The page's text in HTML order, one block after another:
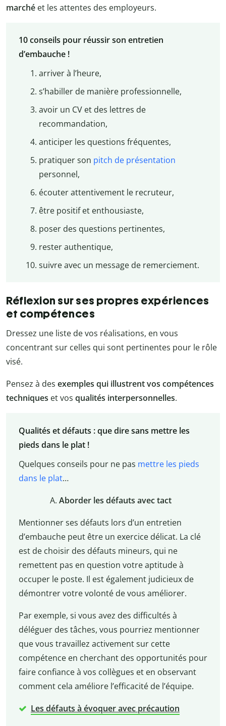
marché et les attentes des employeurs.
10 conseils pour réussir son entretien
d’embauche !
arriver à l’heure,
s’habiller de manière professionnelle,
avoir un CV et des lettres de
recommandation,
anticiper les questions fréquentes,
pratiquer son pitch de présentation
personnel,
écouter attentivement le recruteur,
être positif et enthousiaste,
poser des questions pertinentes,
rester authentique,
suivre avec un message de remerciement.
Réflexion sur ses propres expériences
et compétences
Dressez une liste de vos réalisations, en vous
concentrant sur celles qui sont pertinentes pour le rôle
visé.
Pensez à des exemples qui illustrent vos compétences
techniques et vos qualités interpersonnelles.
Qualités et défauts : que dire sans mettre les
pieds dans le plat !
Quelques conseils pour ne pas mettre les pieds
dans le plat…
Aborder les défauts avec tact
Mentionner ses défauts lors d’un entretien
d’embauche peut être un exercice délicat. La clé
est de choisir des défauts mineurs, qui ne
remettent pas en question votre aptitude à
occuper le poste. Il est également judicieux de
démontrer votre volonté de vous améliorer.
Par exemple, si vous avez des difficultés à
déléguer des tâches, vous pourriez mentionner
que vous travaillez activement sur cette
compétence en cherchant des opportunités pour
faire confiance à vos collègues et en observant
comment cela améliore l’efficacité de l’équipe.
Les défauts à évoquer avec précaution